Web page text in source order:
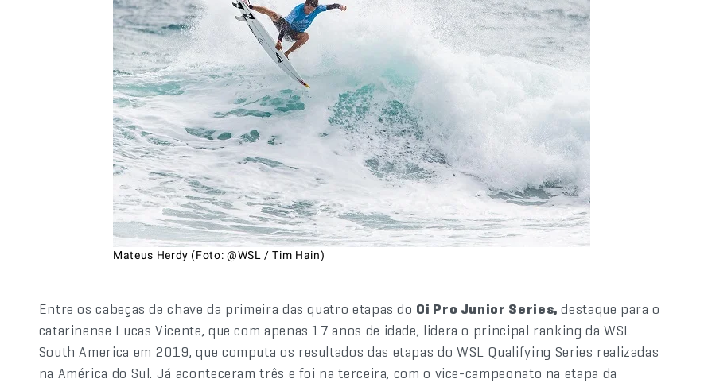
Mateus Herdy (Foto: @WSL / Tim Hain)
Entre os cabeças de chave da primeira das quatro etapas do Oi Pro Junior Series,destaque para o
catarinense Lucas Vicente, que com apenas 17 anos de idade, lidera o principal ranking da WSL
South America em 2019, que computa os resultados das etapas do WSL Qualifying Series realizadas
na América do Sul. Já aconteceram três e foi na terceira, com o vice-campeonato na etapa da